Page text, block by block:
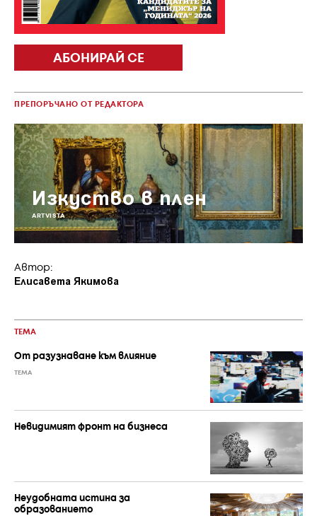
шпионаж става все по-трудна за определяне.
свят повече от всякога се превръщат в лост
на политически лост за влияние. А какви ли ще
включи и друг независим играч – изкуственият
интелект?
Таня Кръстева,
главен редактор
АБОНИРАЙ СЕ
ПРЕПОРЪЧАНО ОТ РЕДАКТОРА
Изкуство в плен
ARTVISTA
Автор:
Елисавета Якимова
ТЕМА
От разузнаване към влияние
ТЕМА
Невидимият фронт на бизнеса
Неудобната истина за
образованието